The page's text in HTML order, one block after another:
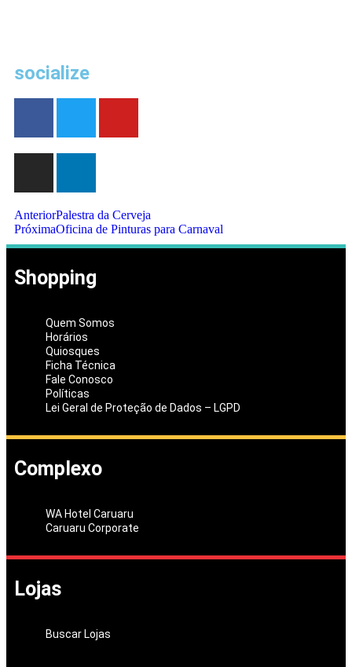
socialize
AnteriorPalestra da Cerveja
PróximaOficina de Pinturas para Carnaval
Shopping
Quem Somos
Horários
Quiosques
Ficha Técnica
Fale Conosco
Políticas
Lei Geral de Proteção de Dados – LGPD
Complexo
WA Hotel Caruaru
Caruaru Corporate
Lojas
Buscar Lojas